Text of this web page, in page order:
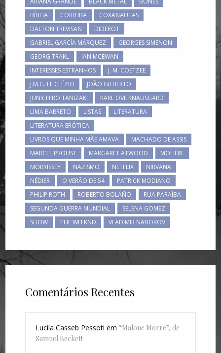
BÍBLIA
CORITIBA
COXANAUTAS
DALTON TREVISAN
DIDEROT
GABRIEL GARCÍA MÁRQUEZ
GEORGES SIMENON
GEORG TRAKL
IAN MCEWAN
INTERESSES ESTRANHOS
J. M. COETZEE
J.M.G. LE CLÉZIO
JOÃO GILBERTO
JUNICHIRO TANIZAKI
KARL OVE KNAUSGARD
LIMA BARRETO
LISTAS
LITERATURA
LITERATURA ERÓTICA
LIVROS QUE MINHA MÃE AMAVA
MACHADO DE ASSIS
MARCEL PROUST
MARGARET ATWOOD
MOLIÈRE
MORRISSEY
NAZISMO NETFLIX
NIRVANA
NÉDIER
O VERÃO DE 54
PATRICK MODIANO
PHILIP ROTH
ROBERTO BOLAÑO
RUA PARAÍBA
SEGUNDA GUERRA MUNDIAL
SELENA GOMEZ
SHOW
THE WEEKND VLADIMIR NABOKOV
Comentários Recentes
Lucila Casseb Pessoti em “Malone Morre”, de
Samuel Beckett